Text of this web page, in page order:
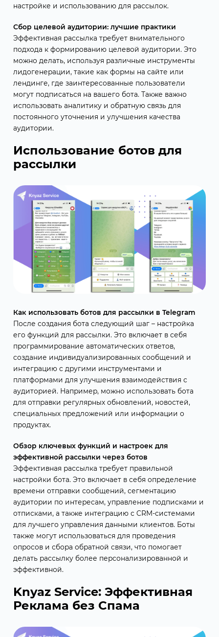
настройке и использованию для рассылок.
Сбор целевой аудитории: лучшие практики
Эффективная рассылка требует внимательного
подхода к формированию целевой аудитории. Это
можно делать, используя различные инструменты
лидогенерации, такие как формы на сайте или
лендинге, где заинтересованные пользователи
могут подписаться на вашего бота. Также важно
использовать аналитику и обратную связь для
постоянного уточнения и улучшения качества
аудитории.
Использование ботов для
рассылки
Как использовать ботов для рассылки в Telegram
После создания бота следующий шаг – настройка
его функций для рассылки. Это включает в себя
программирование автоматических ответов,
создание индивидуализированных сообщений и
интеграцию с другими инструментами и
платформами для улучшения взаимодействия с
аудиторией. Например, можно использовать бота
для отправки регулярных обновлений, новостей,
специальных предложений или информации о
продуктах.
Обзор ключевых функций и настроек для
эффективной рассылки через ботов
Эффективная рассылка требует правильной
настройки бота. Это включает в себя определение
времени отправки сообщений, сегментацию
аудитории по интересам, управление подписками и
отписками, а также интеграцию с CRM-системами
для лучшего управления данными клиентов. Боты
также могут использоваться для проведения
опросов и сбора обратной связи, что помогает
делать рассылку более персонализированной и
эффективной.
Knyaz Service: Эффективная
Реклама без Спама